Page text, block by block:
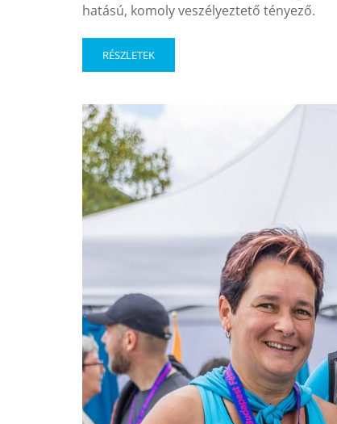
hatású, komoly veszélyeztető tényező.
RÉSZLETEK